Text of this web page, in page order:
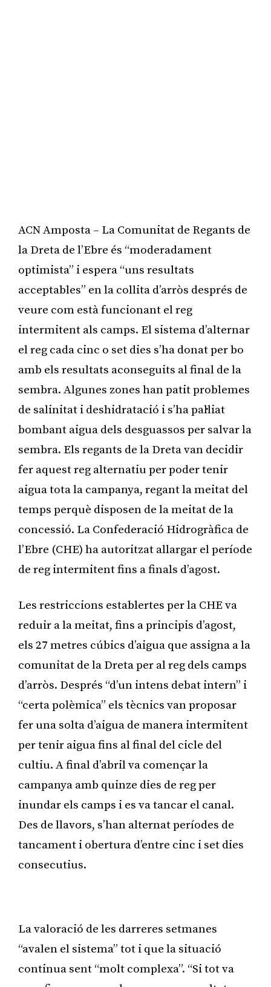
ACN Amposta – La Comunitat de Regants de
la Dreta de l’Ebre és “moderadament
optimista” i espera “uns resultats
acceptables” en la collita d’arròs després de
veure com està funcionant el reg
intermitent als camps. El sistema d’alternar
el reg cada cinc o set dies s’ha donat per bo
amb els resultats aconseguits al final de la
sembra. Algunes zones han patit problemes
de salinitat i deshidratació i s’ha pal·liat
bombant aigua dels desguassos per salvar la
sembra. Els regants de la Dreta van decidir
fer aquest reg alternatiu per poder tenir
aigua tota la campanya, regant la meitat del
temps perquè disposen de la meitat de la
concessió. La Confederació Hidrogràfica de
l’Ebre (CHE) ha autoritzat allargar el període
de reg intermitent fins a finals d’agost.
Les restriccions establertes per la CHE va
reduir a la meitat, fins a principis d’agost,
els 27 metres cúbics d’aigua que assigna a la
comunitat de la Dreta per al reg dels camps
d’arròs. Després “d’un intens debat intern” i
“certa polèmica” els tècnics van proposar
fer una solta d’aigua de manera intermitent
per tenir aigua fins al final del cicle del
cultiu. A final d’abril va començar la
campanya amb quinze dies de reg per
inundar els camps i es va tancar el canal.
Des de llavors, s’han alternat períodes de
tancament i obertura d’entre cinc i set dies
consecutius.
La valoració de les darreres setmanes
“avalen el sistema” tot i que la situació
continua sent “molt complexa”. “Si tot va